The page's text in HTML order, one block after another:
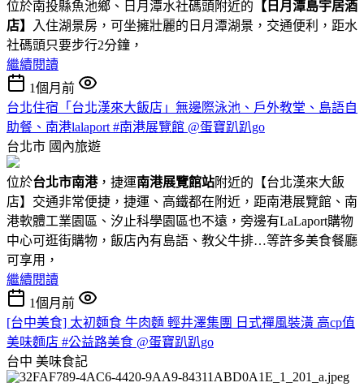
位於南投縣魚池鄉、日月潭水社碼頭附近的 【日月潭島宇居酒
店】
入住湖景房，可坐擁壯麗的日月潭湖景，交通便利，距水
社碼頭只要步行2分鐘，
繼續閱讀
1個月前
台北住宿「台北漢來大飯店」無邊際泳池、戶外教堂、島語自
助餐、南港lalaport #南港展覽館 @蛋寶趴趴go
台北市 國內旅遊
位於台北市南港，捷運南港展覽館站附近的【台北漢來大飯
店】交通非常便捷，捷運、高鐵都在附近，距南港展覽館、南
港軟體工業園區、汐止科學園區也不遠，旁邊有LaLaport購物
中心可逛街購物，飯店內有島語、教父牛排…等許多美食餐廳
可享用，
繼續閱讀
1個月前
[台中美食] 太初麵食 牛肉麵 輕井澤集團 日式禪風裝潢 高cp值
美味麵店 #公益路美食 @蛋寶趴趴go
台中 美味食記